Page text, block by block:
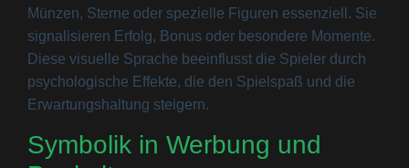
Münzen, Sterne oder spezielle Figuren essenziell. Sie
signalisieren Erfolg, Bonus oder besondere Momente.
Diese visuelle Sprache beeinflusst die Spieler durch
psychologische Effekte, die den Spielspaß und die
Erwartungshaltung steigern.
Symbolik in Werbung und